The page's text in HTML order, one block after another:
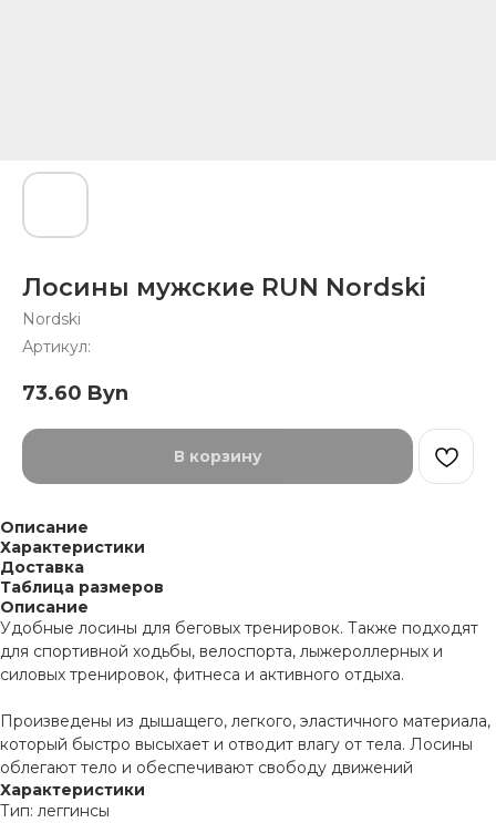
Лосины мужские RUN Nordski
Nordski
Артикул:
73.60 Byn
В корзину
Описание
Характеристики
Доставка
Таблица размеров
Описание
Удобные лосины для беговых тренировок. Также подходят
для спортивной ходьбы, велоспорта, лыжероллерных и
силовых тренировок, фитнеса и активного отдыха.
Произведены из дышащего, легкого, эластичного материала,
который быстро высыхает и отводит влагу от тела. Лосины
облегают тело и обеспечивают свободу движений
Характеристики
Тип: леггинсы